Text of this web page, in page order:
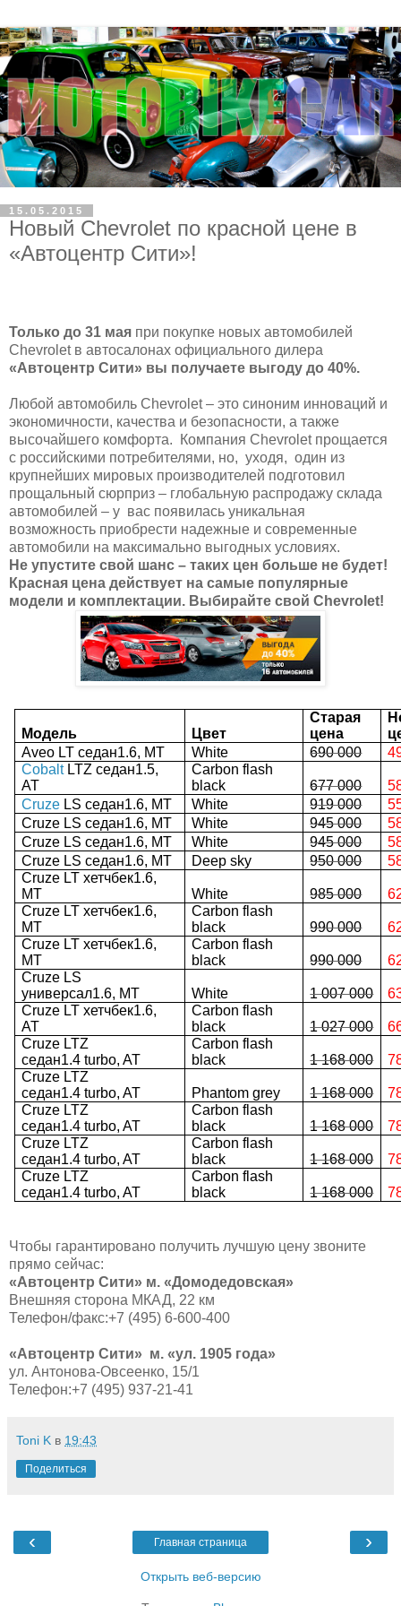
15.05.2015
Новый Chevrolet по красной цене в
«Автоцентр Сити»!
Только до 31 мая при покупке новых автомобилей
Chevrolet в автосалонах официального дилера
«Автоцентр Сити» вы получаете выгоду до 40%.
Любой автомобиль Chevrolet – это синоним инноваций и
экономичности, качества и безопасности, а также
высочайшего комфорта.
Компания Chevrolet прощается
с российскими потребителями, но, уходя, один из
крупнейших мировых производителей подготовил
прощальный сюрприз – глобальную распродажу склада
автомобилей – у вас появилась уникальная
возможность приобрести надежные и современные
автомобили на максимально выгодных условиях.
Не упустите свой шанс – таких цен больше не будет!
Красная цена действует на самые популярные
модели и комплектации. Выбирайте свой Chevrolet!
Модель Цвет
Старая
цена
Aveo LT седан1.6, MT
White 690 000
CobaltLTZ седан1.5,
AT
Carbon flash
black
677 000
Cruze LS седан1.6, MT White 919 000
Cruze LS седан1.6, MT
White 945 000
Cruze LS седан1.6, MT
White 945 000
Cruze LS седан1.6, MT
Deep sky 950 000
Cruze LT хетчбек1.6,
MT
White 985 000
Cruze LT хетчбек1.6,
MT
Carbon flash
black
990 000
Cruze LT хетчбек1.6,
MT
Carbon flash
black
990 000
Cruze LS
универсал1.6, MT
White 1 007 000
Cruze LT хетчбек1.6,
AT
Carbon flash
black
1 027 000
Cruze LTZ
седан1.4 turbo, AT
Carbon flash
black
1 168 000
Cruze LTZ
седан1.4 turbo, AT Phantom grey 1 168 000
Cruze LTZ
седан1.4 turbo, AT
Carbon flash
black
1 168 000
Cruze LTZ
седан1.4 turbo, AT
Carbon flash
black
1 168 000
Cruze LTZ
седан1.4 turbo, AT
Carbon flash
black
1 168 000
Чтобы гарантировано получить лучшую цену звоните
прямо сейчас:
«Автоцентр Сити» м. «Домодедовская»
Внешняя сторона МКАД, 22 км
Телефон/факс:+7 (495) 6-600-400
«Автоцентр Сити» м. «ул. 1905 года»
ул. Антонова-Овсеенко, 15/1
Телефон:+7 (495) 937-21-41
Toni K в 19:43
Поделиться
‹ ›
Главная страница
Открыть веб-версию